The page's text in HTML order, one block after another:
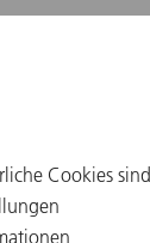
Cookies sind